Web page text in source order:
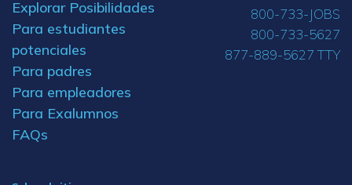
Explorar Posibilidades
Para estudiantes
potenciales
Para padres
Para empleadores
Para Exalumnos
FAQs
800-733-JOBS
800-733-5627
877-889-5627 TTY